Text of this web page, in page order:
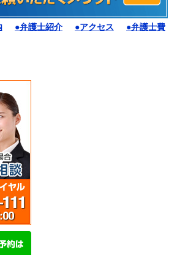
●弁護士紹介 ●アクセス
●弁護士費